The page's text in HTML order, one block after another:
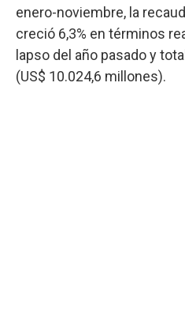
enero-noviembre, la
creció 6,3% en términos
lapso del año pasado y
(US$ 10.024,6 millones).